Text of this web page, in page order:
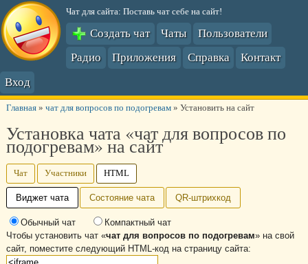
Чат для сайта: Поставь чат себе на сайт!
Создать чат Чаты
Пользователи
Радио
Приложения Справка
Контакт
Вход
Главная» чат для вопросов по подогревам» Установить на сайт
Установка чата «чат для вопросов по
подогревам» на сайт
Чат Участники HTML
Виджет чата Состояние чата QR-штрихкод
Обычный чат
Компактный чат
Чтобы установить чат «чат для вопросов по подогревам» на свой
сайт, поместите следующий HTML-код на страницу сайта: